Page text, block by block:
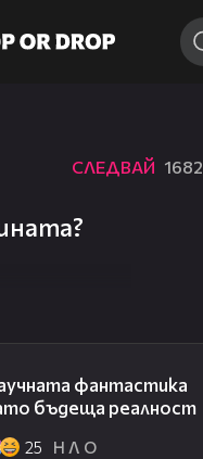
СЛЕДВАЙ 1682
фантастика
бъдеща реалност
25 Н Л О